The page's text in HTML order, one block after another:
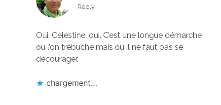
Reply
Oui, Célestine, oui. C’est une longue démarche
ou l’on trébuche mais où il ne faut pas se
décourager.
chargement…